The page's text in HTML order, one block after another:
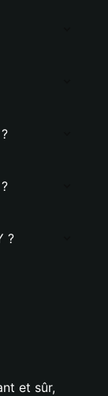
?
et sûr,